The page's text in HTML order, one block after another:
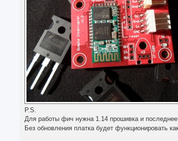
P.S.
Для работы фич нужна 1.14 прошивка и
Без обновления платка будет функционировать